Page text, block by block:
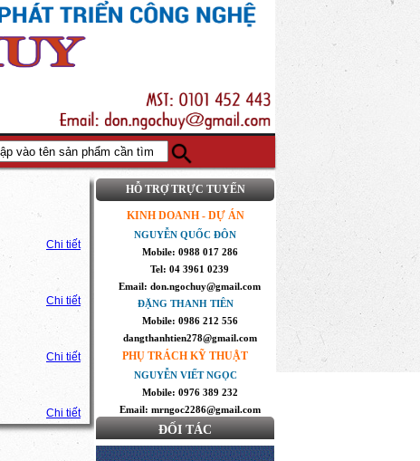
Chi tiết
Chi tiết
Chi tiết
Chi tiết
HỖ TRỢ TRỰC TUYẾN
KINH DOANH - DỰ ÁN
NGUYỄN QUỐC ĐÔN
Mobile: 0988 017 286
Tel: 04 3961 0239
Email: don.ngochuy@gmail.com
ĐẶNG THANH TIÊN
Mobile: 0986 212 556
dangthanhtien278@gmail.com
PHỤ TRÁCH KỸ THUẬT
NGUYỄN VIẾT NGỌC
Mobile: 0976 389 232
Email: mrngoc2286@gmail.com
ĐỐI TÁC